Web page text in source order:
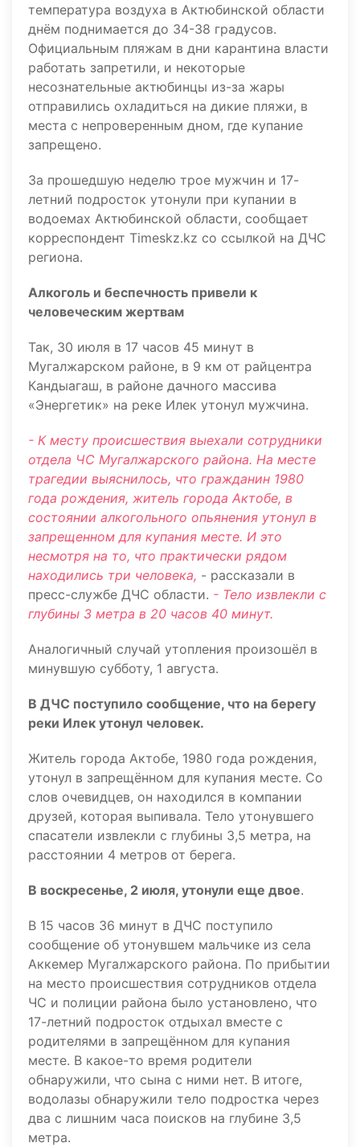
температура воздуха в Актюбинской области
днём поднимается до 34-38 градусов.
Официальным пляжам в дни карантина власти
работать запретили, и некоторые
несознательные актюбинцы из-за жары
отправились охладиться на дикие пляжи, в
места с непроверенным дном, где купание
запрещено.
За прошедшую неделю трое мужчин и 17-
летний подросток утонули при купании в
водоемах Актюбинской области, сообщает
корреспондент Timeskz.kz со ссылкой на ДЧС
региона.
Алкоголь и беспечность привели к
человеческим жертвам
Так, 30 июля в 17 часов 45 минут в
Мугалжарском районе, в 9 км от райцентра
Кандыагаш, в районе дачного массива
«Энергетик» на реке Илек утонул мужчина.
- К месту происшествия выехали сотрудники
отдела ЧС Мугалжарского района. На месте
трагедии выяснилось, что гражданин 1980
года рождения, житель города Актобе, в
состоянии алкогольного опьянения утонул в
запрещенном для купания месте. И это
несмотря на то, что практически рядом
находились три человека, - рассказали в
пресс-службе ДЧС области. - Тело извлекли с
глубины 3 метра в 20 часов 40 минут.
Аналогичный случай утопления произошёл в
минувшую субботу, 1 августа.
В ДЧС поступило сообщение, что на берегу
реки Илек утонул человек.
Житель города Актобе, 1980 года рождения,
утонул в запрещённом для купания месте. Со
слов очевидцев, он находился в компании
друзей, которая выпивала. Тело утонувшего
спасатели извлекли с глубины 3,5 метра, на
расстоянии 4 метров от берега.
В воскресенье, 2 июля, утонули еще двое.
В 15 часов 36 минут в ДЧС поступило
сообщение об утонувшем мальчике из села
Аккемер Мугалжарского района. По прибытии
на место происшествия сотрудников отдела
ЧС и полиции района было установлено, что
17-летний подросток отдыхал вместе с
родителями в запрещённом для купания
месте. В какое-то время родители
обнаружили, что сына с ними нет. В итоге,
водолазы обнаружили тело подростка через
два с лишним часа поисков на глубине 3,5
метра.